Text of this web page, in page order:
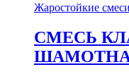
Жаростойкие
СМЕСЬ